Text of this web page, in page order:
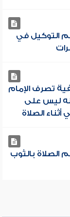
التوكيل في
تصرف الإمام
أنه ليس على
الصلاة
الصلاة بالثوب